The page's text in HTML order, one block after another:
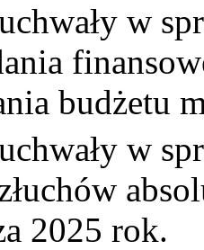
w
budżetu
w
2025 rok.